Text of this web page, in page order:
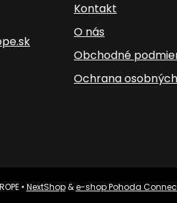
Kontakt
O nás
Obchodné
Ochrana
• NextShop&e-shop Pohoda